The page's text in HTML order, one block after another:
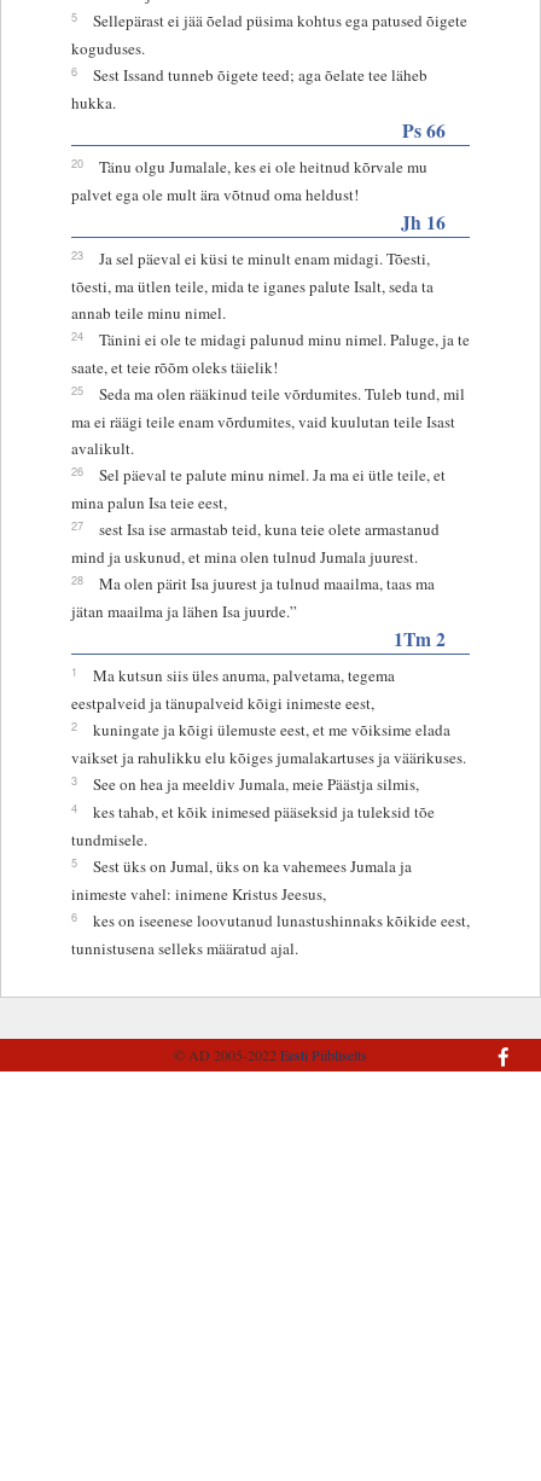
5
Sellepärast ei jää õelad püsima kohtus ega patused õigete
koguduses.
6
Sest Issand tunneb õigete teed; aga õelate tee läheb
hukka.
Ps 66
20
Tänu olgu Jumalale, kes ei ole heitnud kõrvale mu
palvet ega ole mult ära võtnud oma heldust!
Jh 16
23
Ja sel päeval ei küsi te minult enam midagi. Tõesti,
tõesti, ma ütlen teile, mida te iganes palute Isalt, seda ta
annab teile minu nimel.
24
Tänini ei ole te midagi palunud minu nimel. Paluge, ja te
saate, et teie rõõm oleks täielik!
25
Seda ma olen rääkinud teile võrdumites. Tuleb tund, mil
ma ei räägi teile enam võrdumites, vaid kuulutan teile Isast
avalikult.
26
Sel päeval te palute minu nimel. Ja ma ei ütle teile, et
mina palun Isa teie eest,
27
sest Isa ise armastab teid, kuna teie olete armastanud
mind ja uskunud, et mina olen tulnud Jumala juurest.
28
Ma olen pärit Isa juurest ja tulnud maailma, taas ma
jätan maailma ja lähen Isa juurde.”
1Tm 2
1
Ma kutsun siis üles anuma, palvetama, tegema
eestpalveid ja tänupalveid kõigi inimeste eest,
2
kuningate ja kõigi ülemuste eest, et me võiksime elada
vaikset ja rahulikku elu kõiges jumalakartuses ja väärikuses.
3 See on hea ja meeldiv Jumala, meie Päästja silmis,
4
kes tahab, et kõik inimesed pääseksid ja tuleksid tõe
tundmisele.
5
Sest üks on Jumal, üks on ka vahemees Jumala ja
inimeste vahel: inimene Kristus Jeesus,
6
kes on iseenese loovutanud lunastushinnaks kõikide eest,
tunnistusena selleks määratud ajal.
© AD 2005-2022Eesti Piibliselts